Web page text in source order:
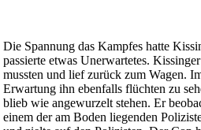
Die Spannung das Kampfes hatte
passierte etwas Unerwartetes.
mussten und lief zurück zum Wagen.
Erwartung ihn ebenfalls flüchten zu
blieb wie angewurzelt stehen. Er
einem der am Boden liegenden